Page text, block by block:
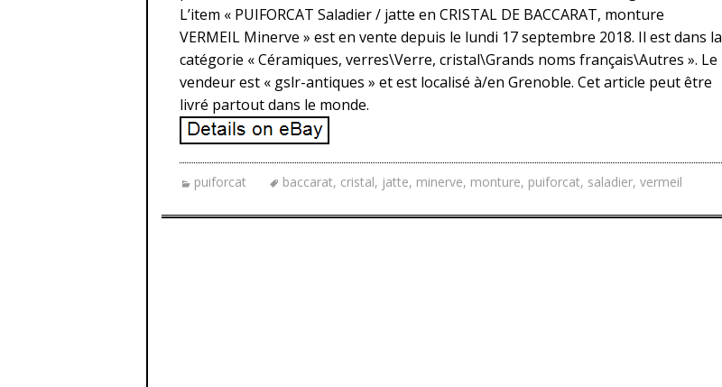
L’item « PUIFORCAT Saladier / jatte en CRISTAL DE BACCARAT, monture
VERMEIL Minerve » est en vente depuis le lundi 17 septembre 2018. Il est dans la
catégorie « Céramiques, verres\Verre, cristal\Grands noms français\Autres ». Le
vendeur est « gslr-antiques » et est localisé à/en Grenoble. Cet article peut être
livré partout dans le monde.
puiforcat baccarat, cristal, jatte, minerve, monture, puiforcat, saladier, vermeil